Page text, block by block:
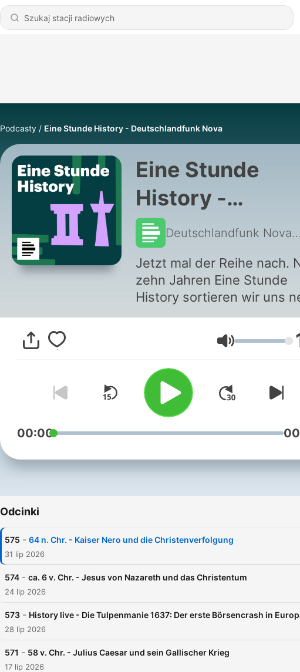
Podcasty Eine Stunde History - Deutschlandfunk Nova
Eine Stunde
History -
Nova
Jetzt mal der Reihe nach.
zehn Jahren Eine Stunde
History sortieren wir uns
und erzählen die
Geschichte in 100 Folgen
Anfang bis Jetzt. Neue
jeden Freitag.
Głośność
00:00
Odcinki
575 - 64 n. Chr. - Kaiser Nero und die Christenverfolgung
31 lip 2026
574 - ca. 6 v. Chr. - Jesus von Nazareth und das Christentum
24 lip 2026
573 - History live - Die Tulpenmanie 1637: Der erste Börsencrash in
28 lip 2026
571 - 58 v. Chr. - Julius Caesar und sein Gallischer Krieg
17 lip 2026